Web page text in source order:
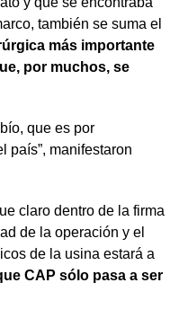
también se suma el
más importante
por muchos, se
que es por
país”, manifestaron
claro dentro de la firma
de la operación y el
de la usina estará a
CAP sólo pasa a ser